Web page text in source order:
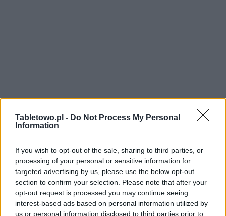
Tabletowo.pl - Do Not Process My Personal
Information
If you wish to opt-out of the sale, sharing to third parties, or
processing of your personal or sensitive information for
targeted advertising by us, please use the below opt-out
section to confirm your selection. Please note that after your
opt-out request is processed you may continue seeing
interest-based ads based on personal information utilized by
us or personal information disclosed to third parties prior to